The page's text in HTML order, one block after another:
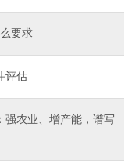
要求
评估
强农业、增产能，谱写